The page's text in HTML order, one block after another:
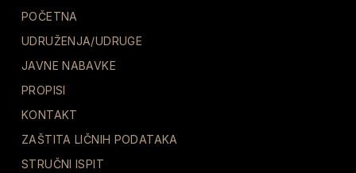
POČETNA
UDRUŽENJA/UDRUGE
JAVNE NABAVKE
PROPISI
KONTAKT
ZAŠTITA LIČNIH PODATAKA
STRUČNI ISPIT